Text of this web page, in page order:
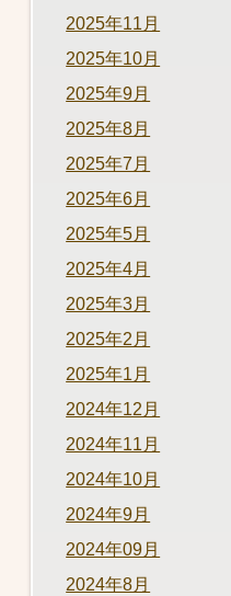
2025年11月
2025年10月
2025年9月
2025年8月
2025年7月
2025年6月
2025年5月
2025年4月
2025年3月
2025年2月
2025年1月
2024年12月
2024年11月
2024年10月
2024年9月
2024年09月
2024年8月